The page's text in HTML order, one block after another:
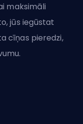
maksimāli
jūs iegūstat
cīņas pieredzi,